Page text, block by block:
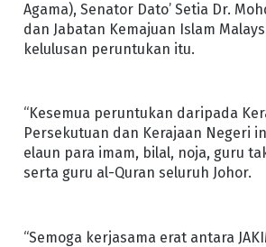
Agama), Senator Dato’ Setia Dr.
dan Jabatan Kemajuan Islam
kelulusan peruntukan itu.
“Kesemua peruntukan daripada
Persekutuan dan Kerajaan Negeri
elaun para imam, bilal, noja, guru
serta guru al-Quran seluruh Johor.
“Semoga kerjasama erat antara